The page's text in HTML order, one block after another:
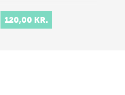
120,00 KR.